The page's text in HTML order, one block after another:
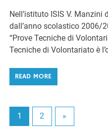
Nell’istituto ISIS V. Manzini
dall’anno scolastico 2006/
“Prove Tecniche di
Tecniche di Volontariato è
READ MORE
1 2 »